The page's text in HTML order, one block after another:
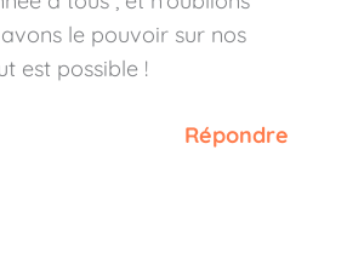
le pouvoir sur nos
est possible !
Répondre